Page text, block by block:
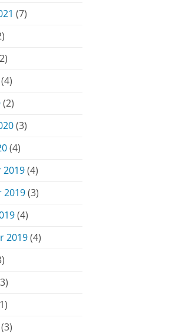
(7)
(2)
(3)
(4)
2019(4)
2019(3)
(4)
2019(4)